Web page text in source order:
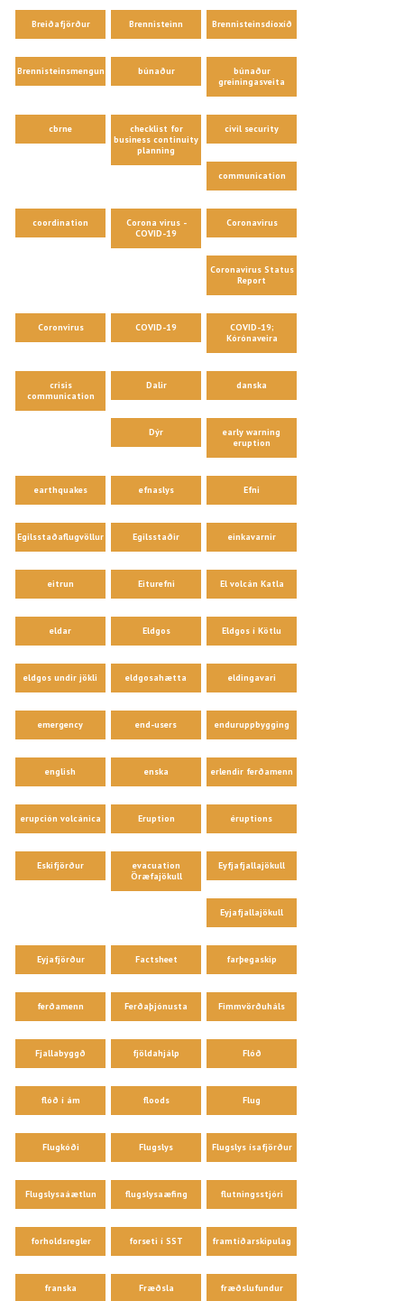
Breiðafjörður Brennisteinn Brennisteinsdíoxíð
Brennisteinsmengun búnaður
búnaður
greiningasveita
cbrne
checklist for
business continuity
planning
civil security
communication
coordination
Corona virus -
COVID-19
Coronavirus
Coronavirus Status
Report
Coronvirus COVID-19
COVID-19;
Kórónaveira
crisis
communication
Dalir danska
Dýr
early warning
eruption
earthquakes efnaslys Efni
Egilsstaðaflugvöllur Egilsstaðir einkavarnir
eitrun Eiturefni El volcán Katla
eldar Eldgos Eldgos í Kötlu
eldgos undir jökli eldgosahætta eldingavari
emergency end-users enduruppbygging
english enska erlendir ferðamenn
erupción volcánica Eruption éruptions
Eskifjörður
evacuation
Öræfajökull
Eyfjafjallajökull
Eyjafjallajökull
Eyjafjörður Factsheet farþegaskip
ferðamenn Ferðaþjónusta Fimmvörðuháls
Fjallabyggð fjöldahjálp Flóð
flóð í ám floods Flug
Flugkóði Flugslys Flugslys ísafjörður
Flugslysaáætlun flugslysaæfing flutningsstjóri
forholdsregler forseti í SST framtíðarskipulag
franska Fræðsla fræðslufundur